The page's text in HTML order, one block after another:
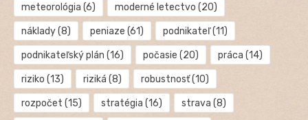
meteorológia (6) moderné letectvo (20)
náklady(8) peniaze (61) podnikateľ(11)
podnikateľský plán (16) počasie (20) práca (14)
riziko (13) riziká (8) robustnosť(10)
rozpočet (15) stratégia (16) strava (8)